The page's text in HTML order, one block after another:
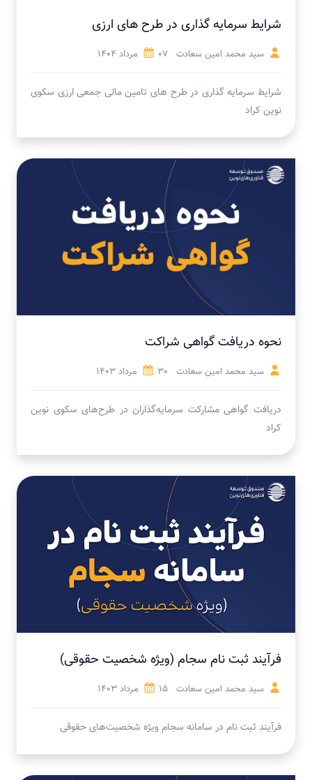
شرایط سرمایه گذاری در طرح های ارزی
سید محمد امین سعادت 07 مرداد 1404
شرایط سرمایه گذاری در طرح های تامین مالی جمعی ارزی سکوی
نوین کراد
نحوه دریافت گواهی شراکت
سید محمد امین سعادت 30 مرداد 1403
دریافت گواهی مشارکت سرمایه‌گذاران در طرح‌های سکوی نوین
کراد
فرآیند ثبت نام سجام (ویژه شخصیت حقوقی)
سید محمد امین سعادت 15 مرداد 1403
فرآیند ثبت نام در سامانه سجام ویژه شخصیت‌های حقوقی